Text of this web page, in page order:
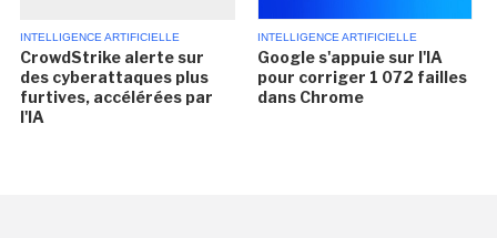
INTELLIGENCE ARTIFICIELLE
CrowdStrike alerte sur
des cyberattaques plus
furtives, accélérées par
l'IA
INTELLIGENCE ARTIFICIELLE
Google s'appuie sur l'IA
pour corriger 1 072 failles
dans Chrome